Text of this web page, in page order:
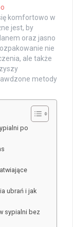
komfortowo w
jest, by
oraz jasno
nie
ale także
metody
po
ubrań i jak
sypialni bez